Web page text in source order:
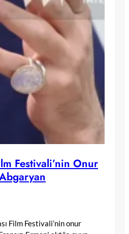
Festivali’nin Onur
Film Festivali’nin onur